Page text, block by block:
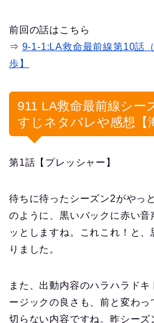
前回の話はこちら
⇒ 9-1-1:LA救命最前線第10話
歩】
911 LA救命最前線シー
すじネタバレや感想【
第1話【プレッシャー】
待ちに待ったシーズン2がやっ
のように、黒いバックに赤い音
ッとしますね。これこれ！と
りました。
また、出動内容のハラハラドキ
ージックの良さも、前と変わっ
切らない内容ですね。昨シー